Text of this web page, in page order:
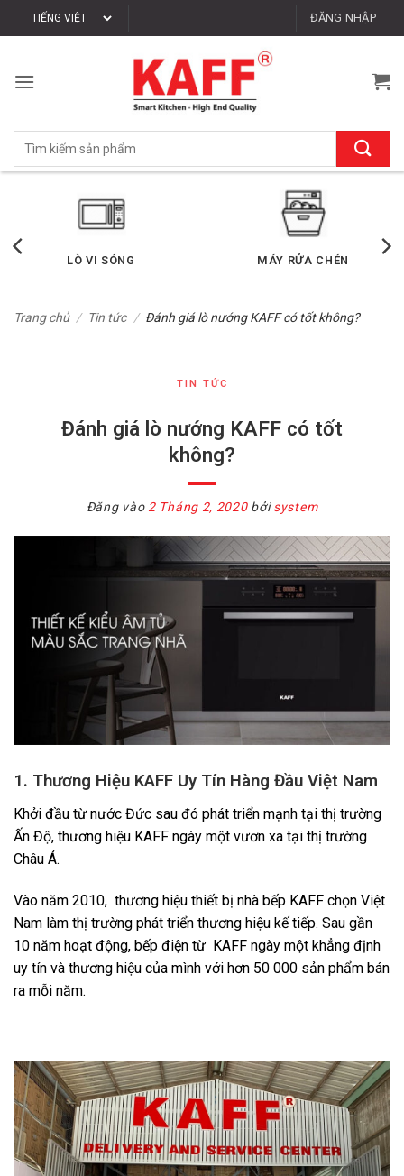
qua
dung
ĐĂNG NHẬP
Tìm
LÒ VI SÓNG MÁY RỬA CHÉN
Trang chủ / Tin tức / Đánh giá lò nướng KAFF có tốt không?
TIN TỨC
Đánh giá lò nướng KAFF có tốt
không?
Đăng vào 2 Tháng 2, 2020 bởisystem
1. Thương Hiệu KAFF Uy Tín Hàng Đầu Việt Nam
Khởi đầu từ nước Đức sau đó phát triển mạnh tại thị trường
Ấn Độ, thương hiệu KAFF ngày một vươn xa tại thị trường
Châu Á.
Vào năm 2010, thương hiệu thiết bị nhà bếp KAFF chọn Việt
Nam làm thị trường phát triển thương hiệu kế tiếp. Sau gần
10 năm hoạt động, bếp điện từ KAFF ngày một khẳng định
uy tín và thương hiệu của mình với hơn 50 000 sản phẩm bán
ra mỗi năm.